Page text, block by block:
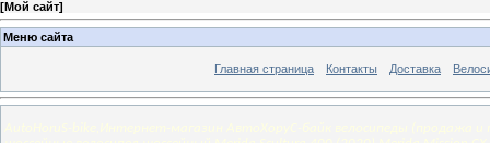
[Мой сайт]
Меню сайта
Главная страница Контакты Доставка